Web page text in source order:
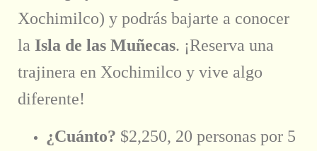
Xochimilco) y podrás bajarte a conocer
la Isla de las Muñecas. ¡Reserva una
trajinera en Xochimilco y vive algo
diferente!
¿Cuánto? $2,250, 20 personas por 5